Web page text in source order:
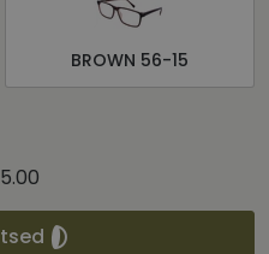
BROWN 56-15